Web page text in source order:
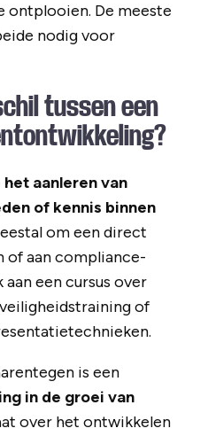
De meeste
nodig voor
tussen een
aanleren van
of kennis binnen
om een direct
of aan compliance-
een cursus over
of
is een
in de groei van
over het ontwikkelen